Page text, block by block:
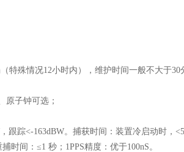
特殊情况12小时内），维护时间一般不大于30
原子钟可选；
跟踪<-163dBW。捕获时间：装置冷启动时，
时间：≤1 秒；1PPS精度：优于100nS。